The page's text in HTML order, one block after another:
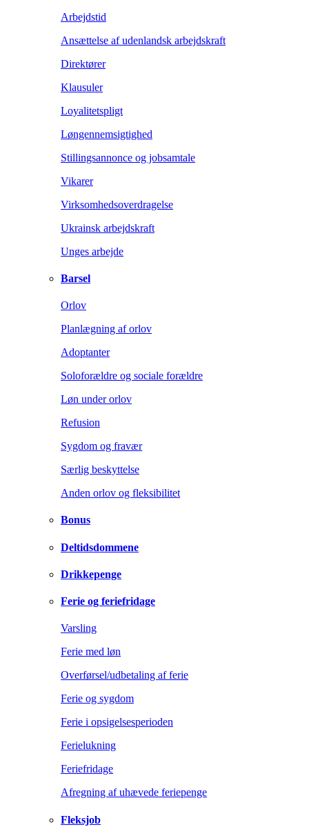
Arbejdstid
Ansættelse af udenlandsk arbejdskraft
Direktører
Klausuler
Loyalitetspligt
Løngennemsigtighed
Stillingsannonce og jobsamtale
Vikarer
Virksomhedsoverdragelse
Ukrainsk arbejdskraft
Unges arbejde
Barsel
Orlov
Planlægning af orlov
Adoptanter
Soloforældre og sociale forældre
Løn under orlov
Refusion
Sygdom og fravær
Særlig beskyttelse
Anden orlov og fleksibilitet
Bonus
Deltidsdommene
Drikkepenge
Ferie og feriefridage
Varsling
Ferie med løn
Overførsel/udbetaling af ferie
Ferie og sygdom
Ferie i opsigelsesperioden
Ferielukning
Feriefridage
Afregning af uhævede feriepenge
Fleksjob